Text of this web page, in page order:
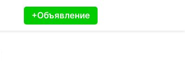
+Объявление